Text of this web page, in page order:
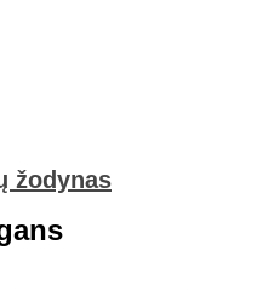
žodynas